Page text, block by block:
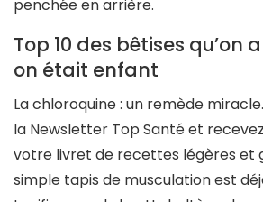
penchée en arrière.
Top 10 des bêtises qu’on
on était enfant
La chloroquine : un remède
la Newsletter Top Santé et
votre livret de recettes légères et
simple tapis de musculation est